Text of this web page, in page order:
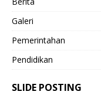
Galeri
Pemerintahan
Pendidikan
SLIDE POSTING